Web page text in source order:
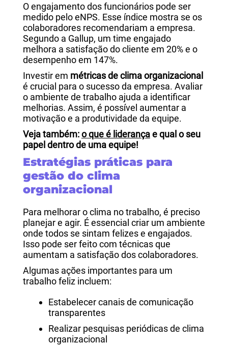
O engajamento dos funcionários pode ser
medido pelo eNPS. Esse índice mostra se os
colaboradores recomendariam a empresa.
Segundo a Gallup, um time engajado
melhora a satisfação do cliente em 20% e o
desempenho em 147%.
Investir em métricas de clima organizacional
é crucial para o sucesso da empresa. Avaliar
o ambiente de trabalho ajuda a identificar
melhorias. Assim, é possível aumentar a
motivação e a produtividade da equipe.
Veja também:o que é liderançae qual o seu
papel dentro de uma equipe!
Estratégias práticas para
gestão do clima
organizacional
Para melhorar o clima no trabalho, é preciso
planejar e agir. É essencial criar um ambiente
onde todos se sintam felizes e engajados.
Isso pode ser feito com técnicas que
aumentam a satisfação dos colaboradores.
Algumas ações importantes para um
trabalho feliz incluem:
Estabelecer canais de comunicação
transparentes
Realizar pesquisas periódicas de clima
organizacional